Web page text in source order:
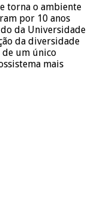
torna o ambiente
por 10 anos
da Universidade
da diversidade
de um único
mais